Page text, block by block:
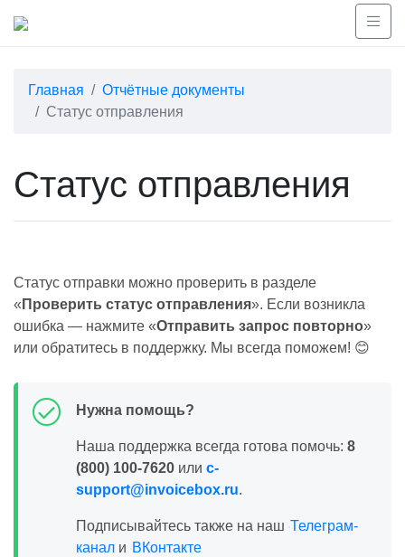
Главная
Отчётные документы
Статус отправления
Статус отправления
Статус отправки можно проверить в разделе
« Проверить статус отправления». Если возникла
ошибка — нажмите «Отправить запрос повторно»
или обратитесь в поддержку. Мы всегда поможем! 😊
Нужна помощь?
Наша поддержка всегда готова помочь: 8
(800) 100-7620 или c-
support@invoicebox.ru.
Подписывайтесь также на наш Телеграм-
канал и ВКонтакте